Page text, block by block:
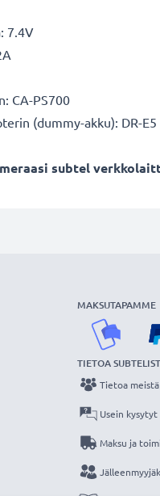
7.4V
CA-PS700
(dummy-akku): DR-
subtel
MAKSUTAPAMME
TIETOA
Tietoa meistä
Usein kysytyt
Maksu ja